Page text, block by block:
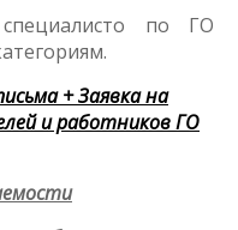
по ГО
+ Заявка на
и работников ГО